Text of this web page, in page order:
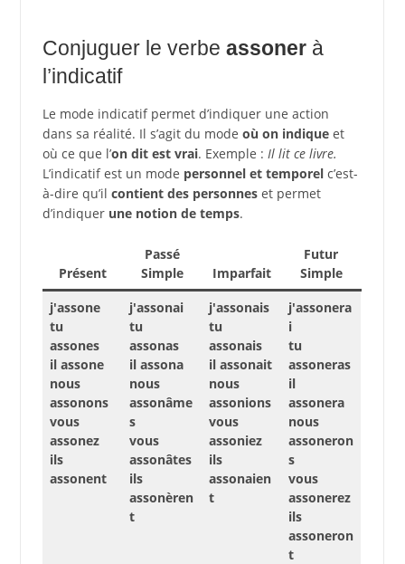
Conjuguer le verbe assonerà
l’indicatif
Le mode indicatif permet d’indiquer une action
dans sa réalité. Il s’agit du mode où on indiqueet
où ce que l’on dit est vrai. Exemple : Il lit ce livre.
L’indicatif est un mode personnel et temporelc’est-
à-dire qu’il contient des personneset permet
d’indiquer une notion de temps.
Présent
Passé
Simple
Imparfait
Futur
Simple
j'assone
tu
assones
il assone
nous
assonons
vous
assonez
ils
assonent
j'assonai
tu
assonas
il assona
nous
assonâme
s
vous
assonâtes
ils
assonèren
t
j'assonais
tu
assonais
il assonait
nous
assonions
vous
assoniez
ils
assonaien
t
j'assonera
i
tu
assoneras
il
assonera
nous
assoneron
s
vous
assonerez
ils
assoneron
t